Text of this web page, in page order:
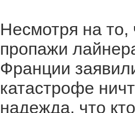
Несмотря на
пропажи
Франции
катастрофе
надежда, что